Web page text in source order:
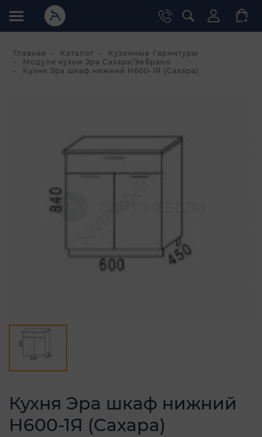
Главная Каталог
Кухонные Гарнитуры
Модули кухни Эра Сахара/Зебрано
Кухня Эра шкаф нижний Н600-1Я (Сахара)
Кухня Эра шкаф нижний
Н600-1Я (Сахара)